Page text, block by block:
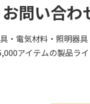
お問い合わ
・電気材料・照明器具
アイテムの製品ラ